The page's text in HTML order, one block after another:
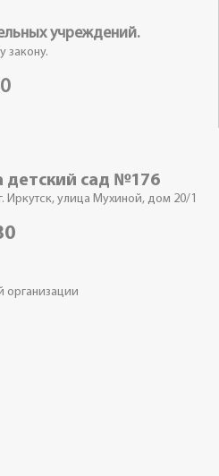
учреждений.
закону.
детский сад №176
Иркутск, улица Мухиной, дом 20/1
организации